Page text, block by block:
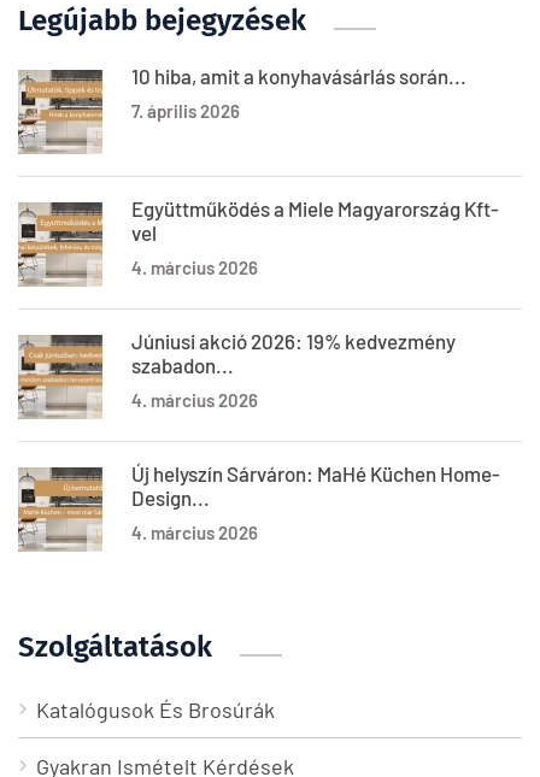
Legújabb bejegyzések
10 hiba, amit a konyhavásárlás során...
7. április 2026
Együttműködés a Miele Magyarország Kft-
vel
4. március 2026
Júniusi akció 2026: 19% kedvezmény
szabadon...
4. március 2026
Új helyszín Sárváron: MaHé Küchen Home-
Design...
4. március 2026
Szolgáltatások
Katalógusok És Brosúrák
Gyakran Ismételt Kérdések